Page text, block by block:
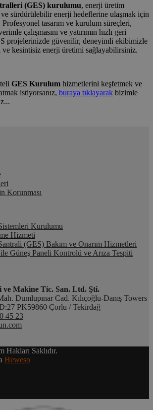
(GES) kurulumu, enerji üretim
ve sürdürülebilir enerji hedeflerine ulaşmak için
tasarım ve kurulum süreçleri,
çalışmasını ve yatırımın hızlı geri
projelerinizde güvenilir, deneyimli ekibimizle
ve kesintisiz enerji üretimi sağlayabilirsiniz.
GES Kurulum hizmetlerini keşfetmek ve
istiyorsanız, buraya tıklayarak bizimle
Korunması
Kurulumu
Hizmeti
(GES) Bakım ve Onarım Hizmetleri
Güneş Paneli Kontrolü ve Arıza Tespiti
ve Makine Tic. San. Ltd. Şti.
Dumlupınar Cad. Kılıçoğlu-Danış Towers
PK59860 Çorlu / Tekirdağ
45 23
Saklıdır.
Heweso